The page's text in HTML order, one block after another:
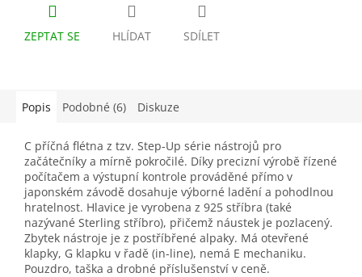
ZEPTAT SE HLÍDAT SDÍLET
Popis Podobné (6) Diskuze
C příčná flétna z tzv. Step-Up série nástrojů pro
začátečníky a mírně pokročilé. Díky precizní výrobě řízené
počítačem a výstupní kontrole prováděné přímo v
japonském závodě dosahuje výborné ladění a pohodlnou
hratelnost. Hlavice je vyrobena z 925 stříbra (také
nazývané Sterling stříbro), přičemž náustek je pozlacený.
Zbytek nástroje je z postříbřené alpaky. Má otevřené
klapky, G klapku v řadě (in-line), nemá E mechaniku.
Pouzdro, taška a drobné příslušenství v ceně.